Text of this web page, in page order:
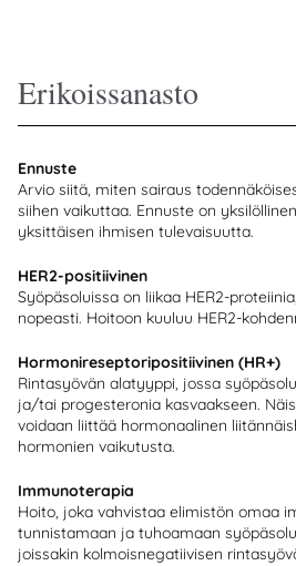
Erikoissanasto
Ennuste
Arvio siitä, miten sairaus
siihen vaikuttaa. Ennuste on
yksittäisen ihmisen tulevaisuutta.
HER2-positiivinen
Syöpäsoluissa on liikaa HER2-
nopeasti. Hoitoon kuuluu HER2-
Hormonireseptoripositiivinen (HR+)
Rintasyövän alatyyppi, jossa
ja/tai progesteronia kasvaakseen.
voidaan liittää hormonaalinen
hormonien vaikutusta.
Immunoterapia
Hoito, joka vahvistaa elimistön omaa
tunnistamaan ja tuhoamaan
joissakin kolmoisnegatiivisen